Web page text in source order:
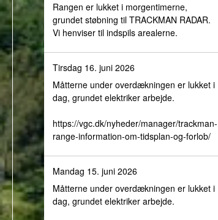
Rangen er lukket i morgentimerne,
grundet støbning til TRACKMAN RADAR.
Vi henviser til indspils arealerne.
Tirsdag 16. juni 2026
Måtterne under overdækningen er lukket i
dag, grundet elektriker arbejde.
https://vgc.dk/nyheder/manager/trackman-
range-information-om-tidsplan-og-forlob/
Mandag 15. juni 2026
Måtterne under overdækningen er lukket i
dag, grundet elektriker arbejde.